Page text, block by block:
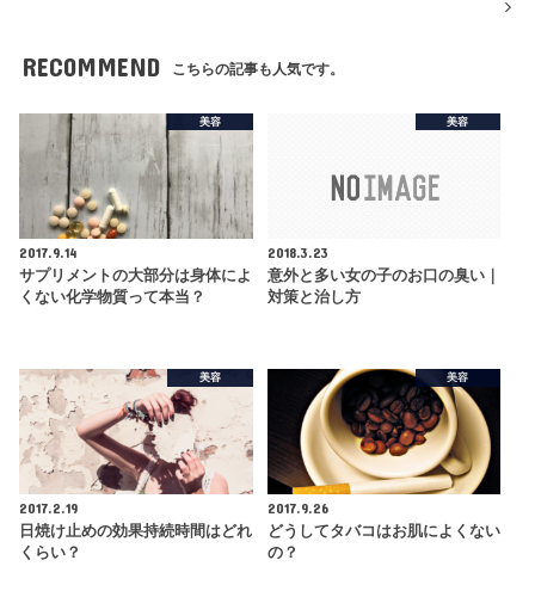
RECOMMEND こちらの記事も人気です。
美容
2017.9.14
サプリメントの大部分は身体によ
くない化学物質って本当？
美容
2018.3.23
意外と多い女の子のお口の臭い｜
対策と治し方
美容
2017.2.19
日焼け止めの効果持続時間はどれ
くらい？
美容
2017.9.26
どうしてタバコはお肌によくない
の？